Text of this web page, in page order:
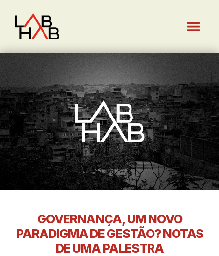
GOVERNANÇA, UM NOVO
PARADIGMA DE GESTÃO? NOTAS
DE UMA PALESTRA